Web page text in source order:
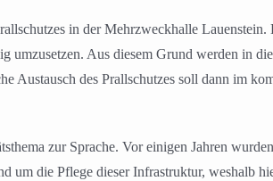
in der Mehrzweckhalle
umzusetzen. Aus diesem Grund werden in
Austausch des Prallschutzes soll dann im
zur Sprache. Vor einigen Jahren
um die Pflege dieser Infrastruktur, weshalb